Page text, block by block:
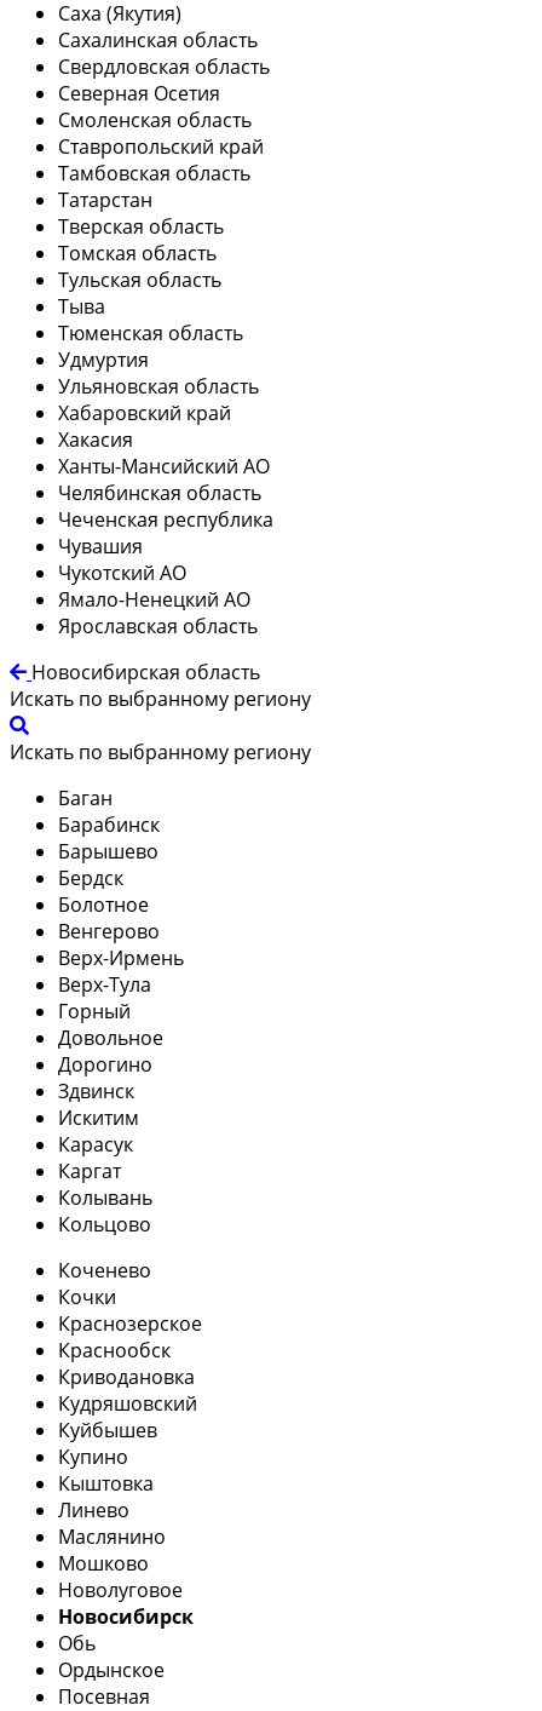
Саха (Якутия)
Сахалинская область
Свердловская область
Северная Осетия
Смоленская область
Ставропольский край
Тамбовская область
Татарстан
Тверская область
Томская область
Тульская область
Тыва
Тюменская область
Удмуртия
Ульяновская область
Хабаровский край
Хакасия
Ханты-Мансийский АО
Челябинская область
Чеченская республика
Чувашия
Чукотский АО
Ямало-Ненецкий АО
Ярославская область
Новосибирская область
Искать по выбранному региону
Искать по выбранному региону
Баган
Барабинск
Барышево
Бердск
Болотное
Венгерово
Верх-Ирмень
Верх-Тула
Горный
Довольное
Дорогино
Здвинск
Искитим
Карасук
Каргат
Колывань
Кольцово
Коченево
Кочки
Краснозерское
Краснообск
Криводановка
Кудряшовский
Куйбышев
Купино
Кыштовка
Линево
Маслянино
Мошково
Новолуговое
Новосибирск
Обь
Ордынское
Посевная